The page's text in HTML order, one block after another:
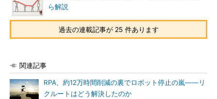
ら解説
過去の連載記事が 25 件あります
関連記事
RPA、約12万時間削減の裏でロボット停止の嵐――リ
クルートはどう解決したのか